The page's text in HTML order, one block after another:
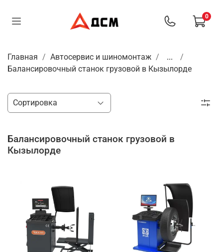
0
Главная Автосервис и шиномонтаж
...
Балансировочный станок грузовой в Кызылорде
Балансировочный станок грузовой в
Кызылорде